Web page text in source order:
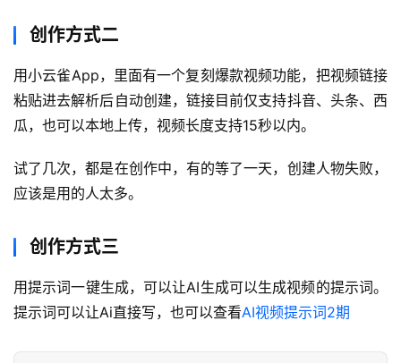
群
运
营
记
经
教
软
应
创作方式二
用小云雀App，里面有一个复刻爆款视频功能，把视频链接
粘贴进去解析后自动创建，链接目前仅支持抖音、头条、西
瓜，也可以本地上传，视频长度支持15秒以内。
试了几次，都是在创作中，有的等了一天，创建人物失败，
应该是用的人太多。
创作方式三
用提示词一键生成，可以让AI生成可以生成视频的提示词。
提示词可以让Ai直接写，也可以查看AI视频提示词2期